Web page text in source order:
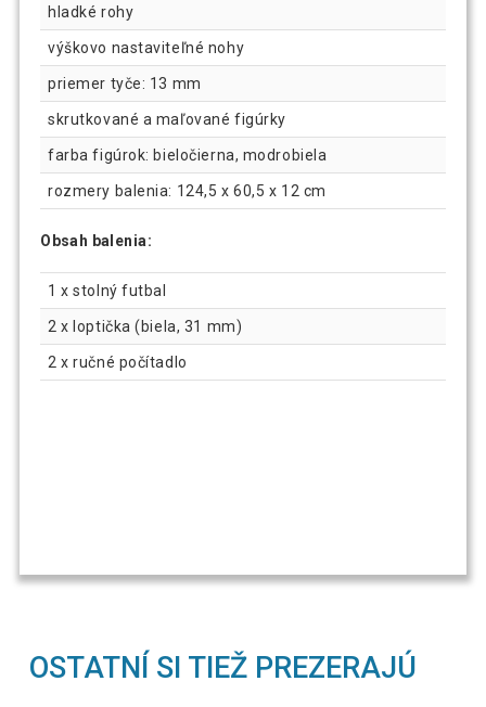
hladké rohy
výškovo nastaviteľné nohy
priemer tyče: 13 mm
skrutkované a maľované figúrky
farba figúrok: bieločierna, modrobiela
rozmery balenia: 124,5 x 60,5 x 12 cm
Obsah balenia:
1 x stolný futbal
2 x loptička (biela, 31 mm)
2 x ručné počítadlo
OSTATNÍ SI TIEŽ PREZERAJÚ